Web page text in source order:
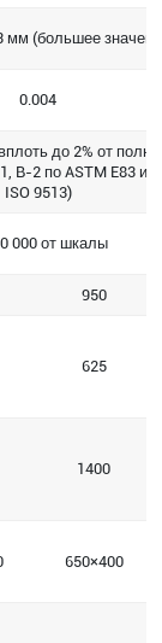
мм (большее
0.004
до 2% от
B-2 по ASTM E83
ISO 9513)
000 от шкалы
950
625
1400
650×400